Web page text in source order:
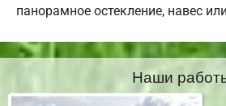
панорамное остекление, навес
Наши